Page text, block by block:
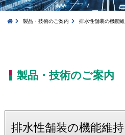
製品・技術のご案内 排水性舗装の機能
製品・技術のご案内
排水性舗装の機能維